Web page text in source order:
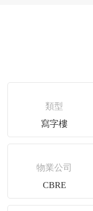
類型
寫字樓
物業公司
CBRE